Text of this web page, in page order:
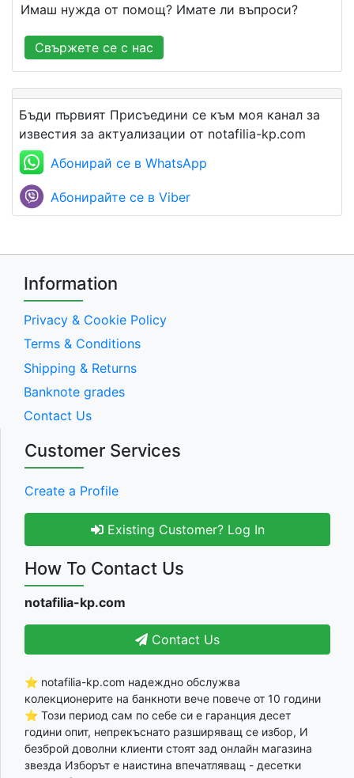
Имаш нужда от помощ? Имате ли въпроси?
Свържете се с нас
Бъди първият Присъедини се към моя канал за
известия за актуализации от notafilia-kp.com
Абонирай се в WhatsApp
Абонирайте се в Viber
Information
Privacy & Cookie Policy
Terms & Conditions
Shipping & Returns
Banknote grades
Contact Us
Customer Services
Create a Profile
Existing Customer? Log In
How To Contact Us
notafilia-kp.com
Contact Us
⭐ notafilia-kp.com надеждно обслужва
колекционерите на банкноти вече повече от 10 години
⭐ Този период сам по себе си е гаранция десет
години опит, непрекъснато разширяващ се избор, И
безброй доволни клиенти стоят зад онлайн магазина
звезда Изборът е наистина впечатляващ - десетки